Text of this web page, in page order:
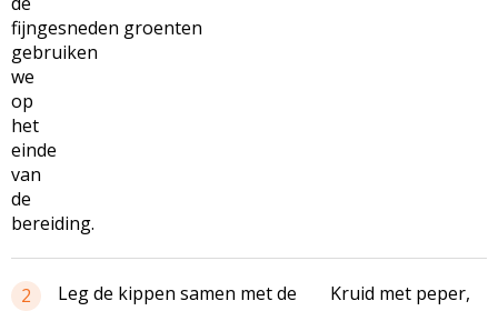
fijngesneden groenten
gebruiken
we
op
het
einde
van
de
bereiding.
2
Leg de kippen samen met de
Kruid met peper,